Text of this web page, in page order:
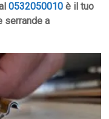
0532050010 è il tuo
serrande a